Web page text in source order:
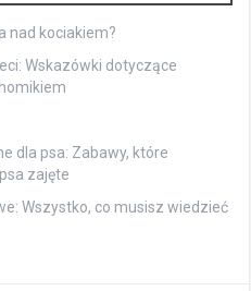
nad kociakiem?
Wskazówki dotyczące
dla psa: Zabawy, które
zajęte
Wszystko, co musisz wiedzieć